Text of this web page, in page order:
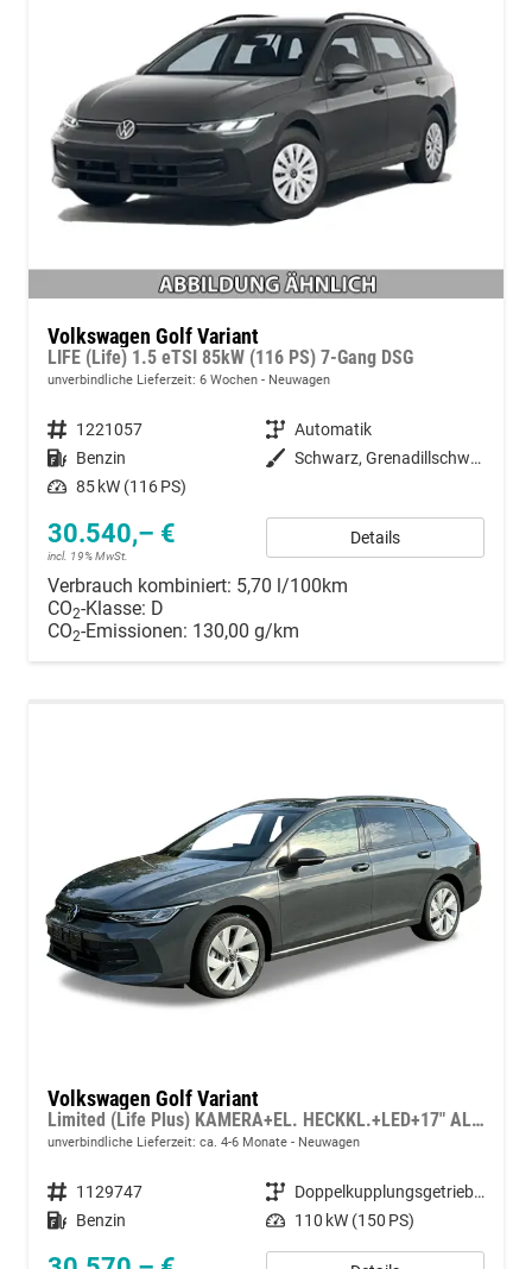
Volkswagen Golf Variant
LIFE (Life) 1.5 eTSI 85kW (116 PS) 7-Gang DSG
unverbindliche Lieferzeit: 6 Wochen Neuwagen
Fahrzeugnummer 1221057 Getriebe Automatik
Kraftstoff Benzin Außenfarbe
Schwarz, Grenadillschwarz Metallic (0E)
Leistung 85 kW (116 PS)
30.540,– €
incl. 19% MwSt.
Details
Verbrauch kombiniert: 5,70 l/100km
CO2-Klasse: D
CO2-Emissionen: 130,00 g/km
Volkswagen Golf Variant
Limited (Life Plus) KAMERA+EL. HECKKL.+LED+17" ALU+ACC
unverbindliche Lieferzeit: ca. 4-6 Monate Neuwagen
Fahrzeugnummer 1129747 Getriebe
Doppelkupplungsgetriebe (DSG)
Kraftstoff Benzin Leistung 110 kW (150 PS)